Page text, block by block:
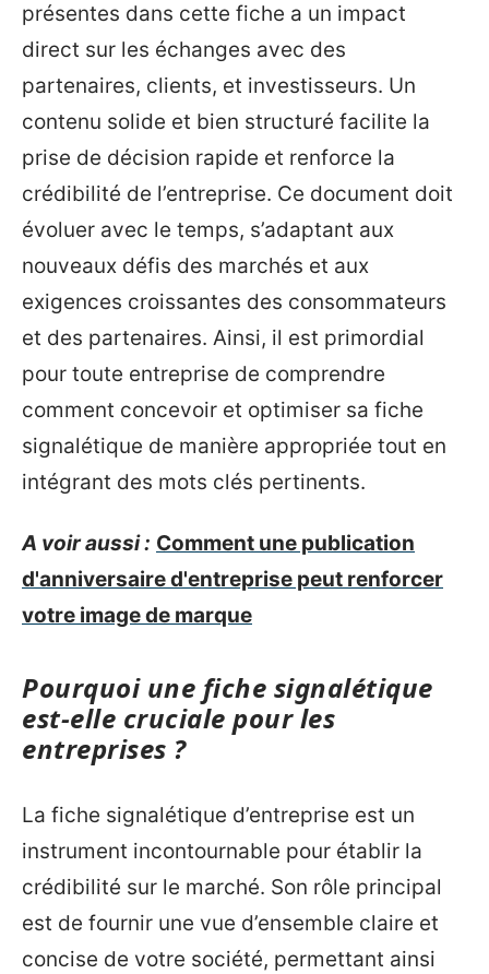
présentes dans cette fiche a un impact
direct sur les échanges avec des
partenaires, clients, et investisseurs. Un
contenu solide et bien structuré facilite la
prise de décision rapide et renforce la
crédibilité de l’entreprise. Ce document doit
évoluer avec le temps, s’adaptant aux
nouveaux défis des marchés et aux
exigences croissantes des consommateurs
et des partenaires. Ainsi, il est primordial
pour toute entreprise de comprendre
comment concevoir et optimiser sa fiche
signalétique de manière appropriée tout en
intégrant des mots clés pertinents.
A voir aussi : Comment une publication
d'anniversaire d'entreprise peut renforcer
votre image de marque
Pourquoi une fiche signalétique
est-elle cruciale pour les
entreprises ?
La fiche signalétique d’entreprise est un
instrument incontournable pour établir la
crédibilité sur le marché. Son rôle principal
est de fournir une vue d’ensemble claire et
concise de votre société, permettant ainsi